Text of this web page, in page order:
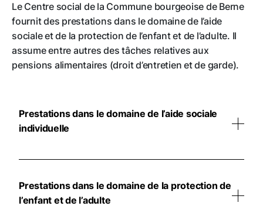
Le Centre social de la Commune bourgeoise de Berne
fournit des prestations dans le domaine de l’aide
sociale et de la protection de l’enfant et de l’adulte. Il
assume entre autres des tâches relatives aux
pensions alimentaires (droit d’entretien et de garde).
Prestations dans le domaine de l’aide sociale
individuelle
clarification de la situation personnelle et
économique en vue de l’octroi d’une aide
Prestations dans le domaine de la protection de
l’enfant et de l’adulte